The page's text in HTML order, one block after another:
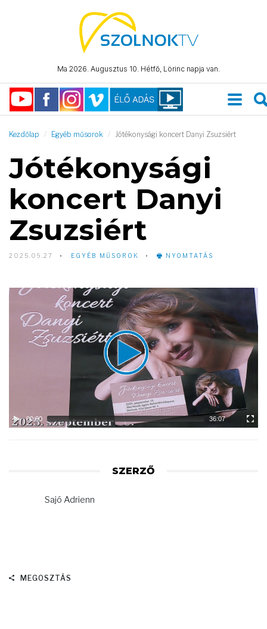
Ma 2026. Augusztus 10. Hétfő, Lörinc napja van.
Kezdőlap Egyéb műsorok Jótékonysági koncert Danyi Zsuzsiért
Jótékonysági
koncert Danyi
Zsuzsiért
2025.09.27 EGYÉB MŰSOROK NYOMTATÁS
Video
00:00 36:07
SZERZŐ
Sajó Adrienn
MEGOSZTÁS